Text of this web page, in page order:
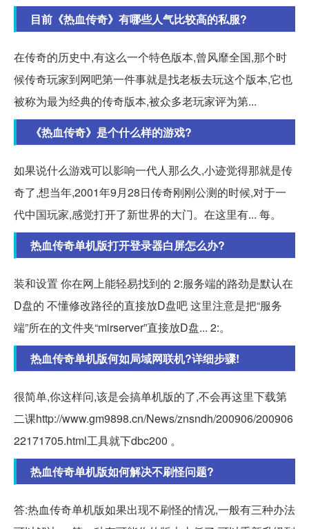
目前《热血传奇》有哪些人气比较高的私服?
在传奇的历史中,有这么一个特色版本,曾风靡全国,那个时
候传奇玩家到网吧第一件事就是找老板去玩这个版本,它也
被称为最为经典的传奇版本,被众多老玩家评为第...
《热血传奇》是个什么样的游戏?
如果说什么游戏可以影响一代人那么久,小迹觉得那就是传
奇了,想当年,2001年9月28日传奇刚刚公测的时候,对于一
代中国玩家,感觉打开了新世界的大门。在这里有... 每。
热血传奇单机版打开登录器白屏怎么办?
装和设置 你在网上能轻易找到的 2:服务端的路劲是默认在
D盘的 不懂修改路径的直接放D盘吧 这里注意是把“服务
端”所在的文件夹“mirserver”直接放D盘... 2:。
热血传奇单机版何如局域网联机?详细步骤!
很简单,你这样问,该是会搞单机版的了,不会再这里下载第
二课http://www.gm9898.cn/News/znsndh/200906/200906
22171705.html工具就下dbc200 。
热血传奇单机版如何解决不刷怪问题?
答:热血传奇单机版如果出现不刷怪的情况,一般有三种办法